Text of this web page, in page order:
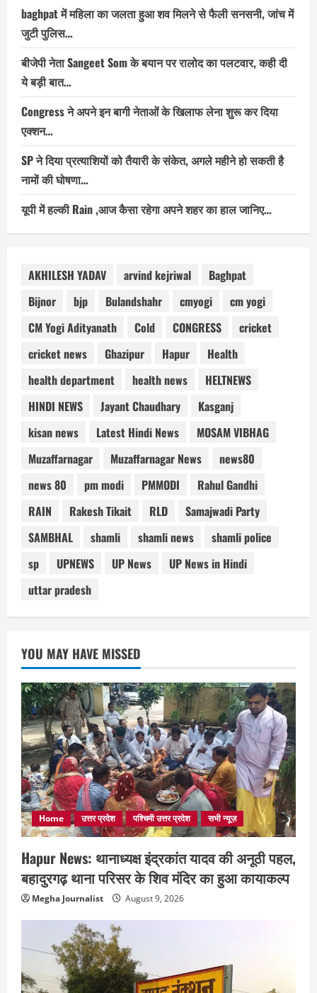
baghpat में महिला का जलता हुआ शव मिलने से फैली सनसनी, जांच में
जुटी पुलिस…
बीजेपी नेता Sangeet Som के बयान पर रालोद का पलटवार, कही दी
ये बड़ी बात…
Congress ने अपने इन बागी नेताओं के खिलाफ लेना शुरू कर दिया
एक्शन…
SP ने दिया प्रत्याशियों को तैयारी के संकेत, अगले महीने हो सकती है
नामों की घोषणा…
यूपी में हल्की Rain ,आज कैसा रहेगा अपने शहर का हाल जानिए…
AKHILESH YADAV arvind kejriwal
Baghpat
Bijnor
bjp Bulandshahr cmyogi
cm yogi
CM Yogi Adityanath
Cold CONGRESS
cricket
cricket news
Ghazipur Hapur
Health
health department
health news
HELTNEWS
HINDI NEWS
Jayant Chaudhary
Kasganj
kisan news
Latest Hindi News
MOSAM VIBHAG
Muzaffarnagar
Muzaffarnagar News
news80
news 80
pm modi PMMODI
Rahul Gandhi
RAIN
Rakesh Tikait RLD
Samajwadi Party
SAMBHAL
shamli shamli news
shamli police
sp
UPNEWS UP News
UP News in Hindi
uttar pradesh
YOU MAY HAVE MISSED
Home उत्तर प्रदेश पश्चिमी उत्तर प्रदेश सभी न्यूज़
Hapur News: थानाध्यक्ष इंद्रकांत यादव की अनूठी पहल,
बहादुरगढ़ थाना परिसर के शिव मंदिर का हुआ कायाकल्प
Megha Journalist August 9, 2026